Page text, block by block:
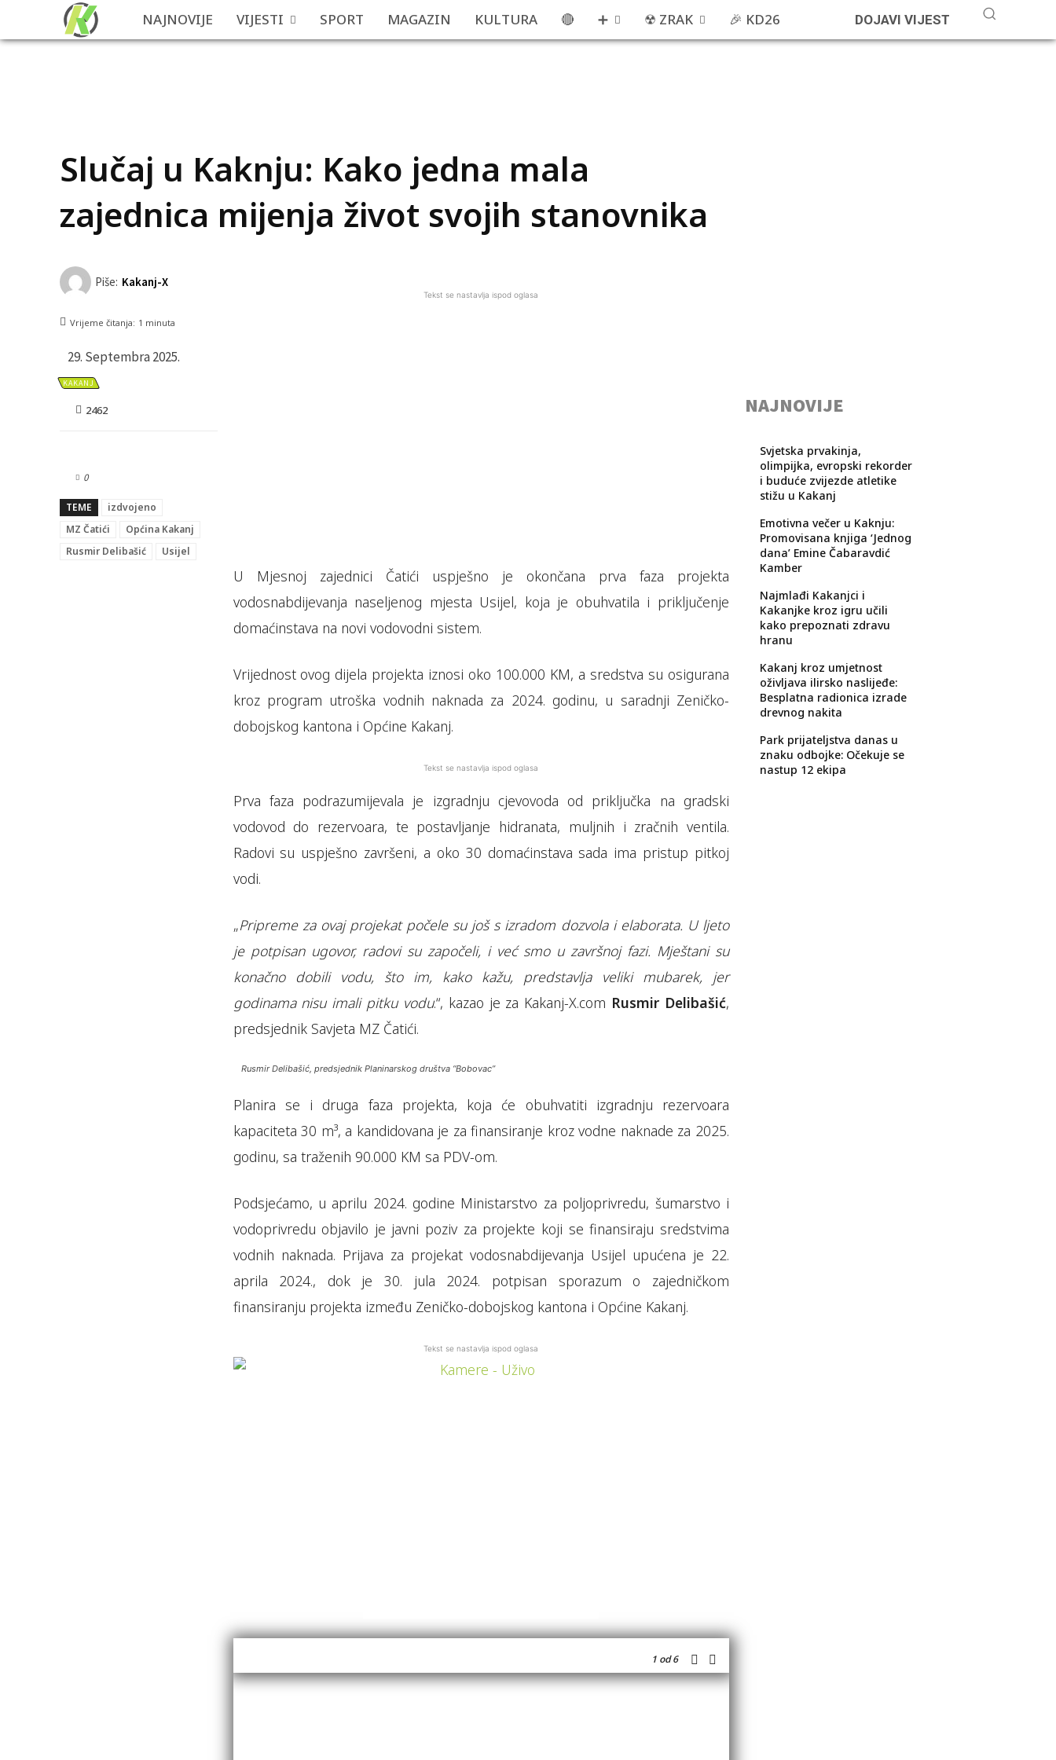
NAJNOVIJE VIJESTI SPORT MAGAZIN KULTURA 🔴 ➕ ☢ ZRAK 🎉 KD26 DOJAVI VIJEST
Slučaj u Kaknju: Kako jedna mala
zajednica mijenja život svojih stanovnika
Piše: Kakanj-X
Vrijeme čitanja: 1 minuta
29. Septembra 2025.
KAKANJ
2462
0
TEME
izdvojeno
MZ Čatići
Općina Kakanj
Rusmir Delibašić
Usijel
Tekst se nastavlja ispod oglasa
U Mjesnoj zajednici Čatići uspješno je okončana prva faza projekta
vodosnabdijevanja naseljenog mjesta Usijel, koja je obuhvatila i priključenje
domaćinstava na novi vodovodni sistem.
Vrijednost ovog dijela projekta iznosi oko 100.000 KM, a sredstva su osigurana
kroz program utroška vodnih naknada za 2024. godinu, u saradnji Zeničko-
dobojskog kantona i Općine Kakanj.
Tekst se nastavlja ispod oglasa
Prva faza podrazumijevala je izgradnju cjevovoda od priključka na gradski
vodovod do rezervoara, te postavljanje hidranata, muljnih i zračnih ventila.
Radovi su uspješno završeni, a oko 30 domaćinstava sada ima pristup pitkoj
vodi.
„Pripreme za ovaj projekat počele su još s izradom dozvola i elaborata. U ljeto
je potpisan ugovor, radovi su započeli, i već smo u završnoj fazi. Mještani su
konačno dobili vodu, što im, kako kažu, predstavlja veliki mubarek, jer
godinama nisu imali pitku vodu.“, kazao je za Kakanj-X.com Rusmir Delibašić,
predsjednik Savjeta MZ Čatići.
Rusmir Delibašić, predsjednik Planinarskog društva “Bobovac”
Planira se i druga faza projekta, koja će obuhvatiti izgradnju rezervoara
kapaciteta 30 m³, a kandidovana je za finansiranje kroz vodne naknade za 2025.
godinu, sa traženih 90.000 KM sa PDV-om.
Podsjećamo, u aprilu 2024. godine Ministarstvo za poljoprivredu, šumarstvo i
vodoprivredu objavilo je javni poziv za projekte koji se finansiraju sredstvima
vodnih naknada. Prijava za projekat vodosnabdijevanja Usijel upućena je 22.
aprila 2024., dok je 30. jula 2024. potpisan sporazum o zajedničkom
finansiranju projekta između Zeničko-dobojskog kantona i Općine Kakanj.
Tekst se nastavlja ispod oglasa
1 od 6
NAJNOVIJE
Svjetska prvakinja,
olimpijka, evropski rekorder
i buduće zvijezde atletike
stižu u Kakanj
Emotivna večer u Kaknju:
Promovisana knjiga ‘Jednog
dana’ Emine Čabaravdić
Kamber
Najmlađi Kakanjci i
Kakanjke kroz igru učili
kako prepoznati zdravu
hranu
Kakanj kroz umjetnost
oživljava ilirsko naslijeđe:
Besplatna radionica izrade
drevnog nakita
Park prijateljstva danas u
znaku odbojke: Očekuje se
nastup 12 ekipa